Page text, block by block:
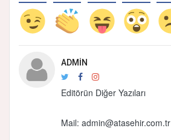
ADMIN
Editörün Diğer Yazıları
Mail: admin@atasehir.com.tr